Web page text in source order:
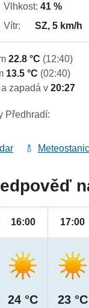
Vlhkost:41 %
Vítr:
SZ, 5 km/h
22.8 °C (12:40)
13.5 °C (02:40)
a zapadá v20:27
Předhradí:
16:00
24 °C
17:00
23 °C